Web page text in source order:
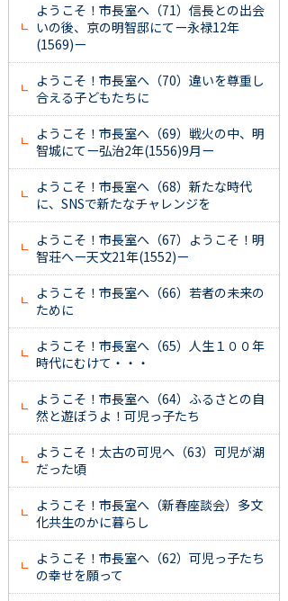
ようこそ！市長室へ（71）信長との出会
いの後、京の明智邸にてー永禄12年
(1569)ー
ようこそ！市長室へ（70）違いを尊重し
合える子どもたちに
ようこそ！市長室へ（69）戦火の中、明
智城にてー弘治2年(1556)9月ー
ようこそ！市長室へ（68）新たな時代
に、SNSで新たなチャレンジを
ようこそ！市長室へ（67）ようこそ！明
智荘へー天文21年(1552)ー
ようこそ！市長室へ（66）若者の未来の
ために
ようこそ！市長室へ（65）人生１００年
時代にむけて・・・
ようこそ！市長室へ（64）ふるさとの自
然と遊ぼうよ！可児っ子たち
ようこそ！太古の可児へ（63）可児が湖
だった頃
ようこそ！市長室へ（新春座談会）多文
化共生のかに暮らし
ようこそ！市長室へ（62）可児っ子たち
の幸せを願って